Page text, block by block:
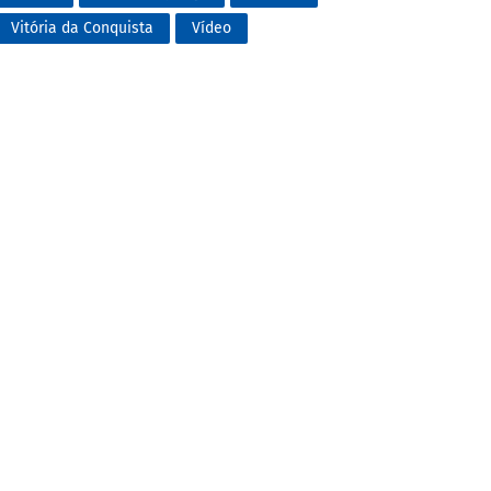
Vitória da Conquista
Vídeo